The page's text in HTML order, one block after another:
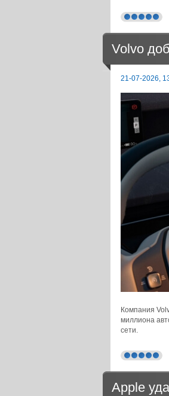
Volvo
21-07-2026,
Компания
миллиона
сети.
Apple